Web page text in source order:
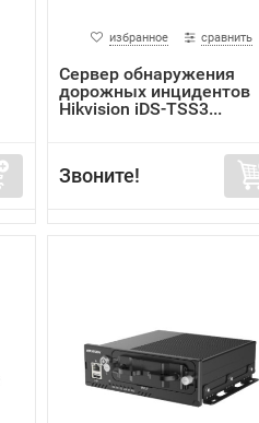
избранное сравнить
Сервер обнаружения
дорожных инцидентов
Hikvision iDS-TSS3...
Звоните!